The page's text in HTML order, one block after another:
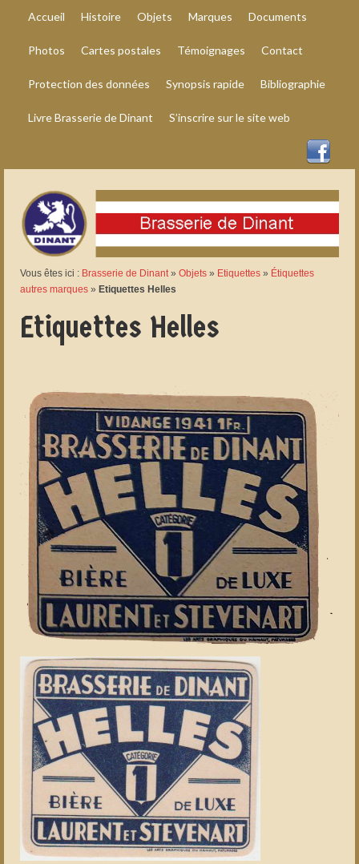
Accueil Histoire Objets Marques Documents
Photos Cartes postales Témoignages Contact
Protection des données Synopsis rapide Bibliographie
Livre Brasserie de Dinant S’inscrire sur le site web
Vous êtes ici : Brasserie de Dinant» Objets » Etiquettes » Étiquettes
autres marques » Etiquettes Helles
Etiquettes Helles